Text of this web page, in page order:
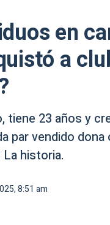
en
a
tiene 23 años y
par vendido
historia.
8:51 am